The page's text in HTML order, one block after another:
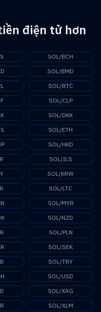
điện tử hơn
SOL/BCH
SOL/BMD
SOL/BTC
SOL/CLP
SOL/DKK
SOL/ETH
SOL/HKD
SOL/ILS
SOL/KRW
SOL/LTC
SOL/MYR
SOL/NZD
SOL/PLN
SOL/SEK
SOL/TRY
SOL/USD
SOL/XAG
SOL/XLM